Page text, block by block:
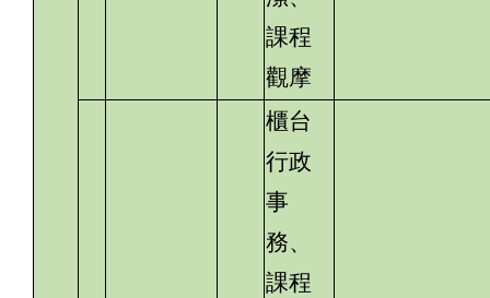
課程
觀摩
櫃台
行政
事
務、
課程